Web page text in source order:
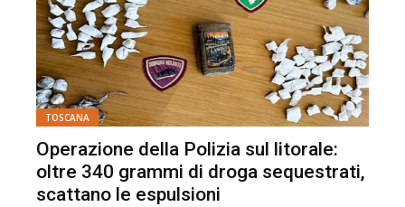
TOSCANA
Operazione della Polizia sul litorale:
oltre 340 grammi di droga sequestrati,
scattano le espulsioni